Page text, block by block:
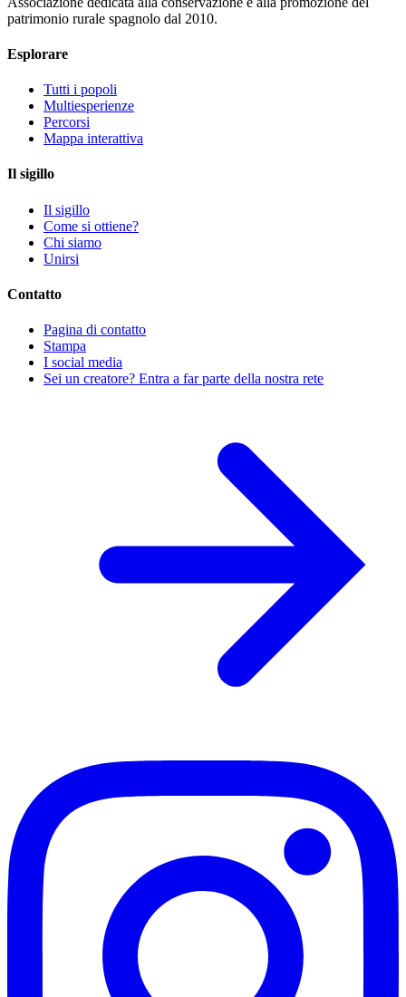
patrimonio rurale spagnolo dal 2010.
Esplorare
Tutti i popoli
Multiesperienze
Percorsi
Mappa interattiva
Il sigillo
Il sigillo
Come si ottiene?
Chi siamo
Unirsi
Contatto
Pagina di contatto
Stampa
I social media
Sei un creatore? Entra a far parte della nostra rete